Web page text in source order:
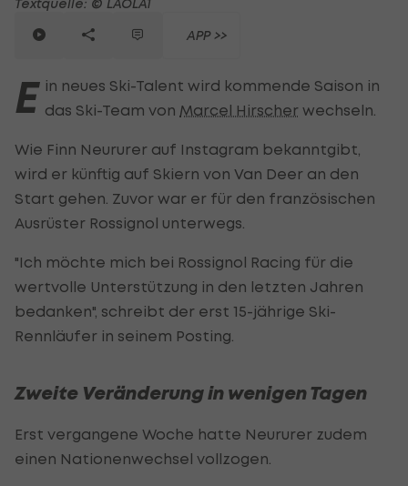
APP >>
E in neues Ski-Talent wird kommende Saison in
das Ski-Team von Marcel Hirscher wechseln.
Wie Finn Neururer auf Instagram bekanntgibt,
wird er künftig auf Skiern von Van Deer an den
Start gehen. Zuvor war er für den französischen
Ausrüster Rossignol unterwegs.
"Ich möchte mich bei Rossignol Racing für die
wertvolle Unterstützung in den letzten Jahren
bedanken", schreibt der erst 15-jährige Ski-
Rennläufer in seinem Posting.
Zweite Veränderung in wenigen Tagen
Erst vergangene Woche hatte Neururer zudem
einen Nationenwechsel vollzogen.